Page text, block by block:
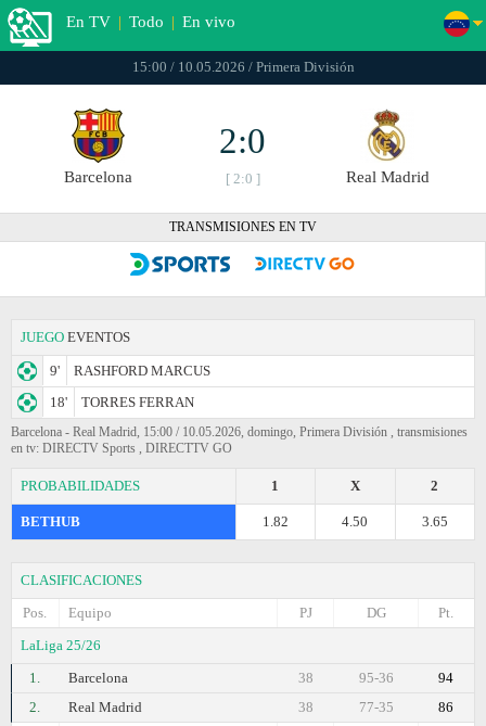
En TV | Todo | En vivo
15:00 / 10.05.2026 / Primera División
Barcelona
2:0
[ 2:0 ] Real Madrid
TRANSMISIONES EN TV
JUEGO EVENTOS
9'
RASHFORD MARCUS
18'
TORRES FERRAN
Barcelona - Real Madrid, 15:00 / 10.05.2026, domingo, Primera División , transmisiones
en tv: DIRECTV Sports , DIRECTTV GO
PROBABILIDADES 2
X
1
BETHUB 3.65
4.50
1.82
CLASIFICACIONES
Pos.
Equipo Pt.
DG
PJ
LaLiga 25/26
1.
Barcelona 94
95-36
38
2.
Real Madrid 86
77-35
38